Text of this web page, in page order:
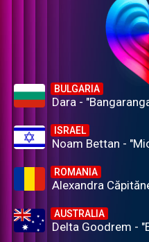
BULGARIA
Dara -
ISRAEL
Noam Bettan -
ROMANIA
Alexandra
AUSTRALIA
Delta Goodrem -